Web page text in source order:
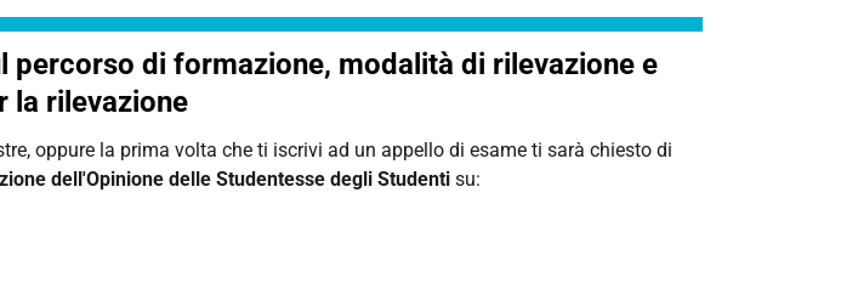
percorso di formazione, modalità di rilevazione e
la rilevazione
oppure la prima volta che ti iscrivi ad un appello di esame ti sarà chiesto di
dell'Opinione delle Studentesse degli Studenti su: